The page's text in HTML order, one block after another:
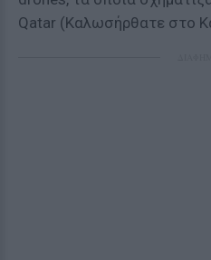
Qatar (Καλωσήρθατε στο